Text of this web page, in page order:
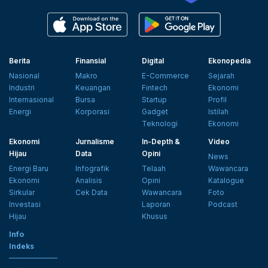
Berita
Nasional
Industri
Internasional
Energi
Finansial
Makro
Keuangan
Bursa
Korporasi
Digital
E-Commerce
Fintech
Startup
Gadget
Teknologi
Ekonopedia
Sejarah
Ekonomi
Profil
Istilah
Ekonomi
Ekonomi
Hijau
Energi Baru
Ekonomi
Sirkular
Investasi
Hijau
Jurnalisme
Data
Infografik
Analisis
Cek Data
In-Depth &
Opini
Telaah
Opini
Wawancara
Laporan
Khusus
Video
News
Wawancara
Katalogue
Foto
Podcast
Info
Indeks